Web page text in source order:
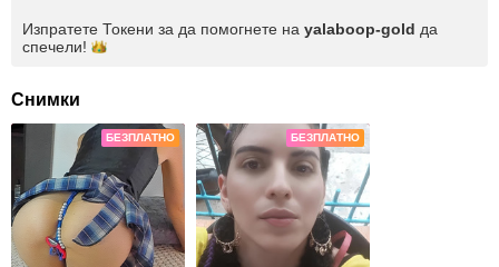
Изпратете Токени за да помогнете на yalaboop-gold да
спечели!
Снимки
БЕЗПЛАТНО БЕЗПЛАТНО